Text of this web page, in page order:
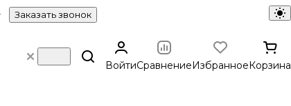
Заказать звонок
ВойтиСравнениеИзбранноеКорзина